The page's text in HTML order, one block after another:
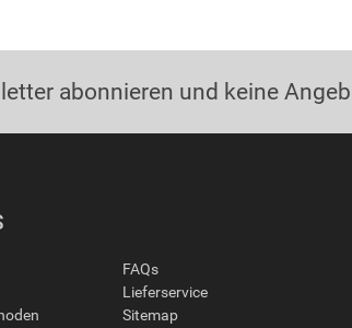
abonnieren und keine
FAQs
Lieferservice
Sitemap